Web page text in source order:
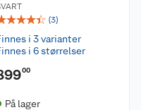
☆☆☆☆ (3)
i 3 varianter
i 6 størrelser
00
På lager